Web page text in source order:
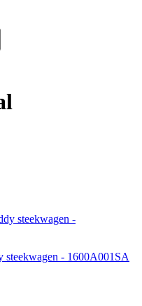
steekwagen - 1600A001SA